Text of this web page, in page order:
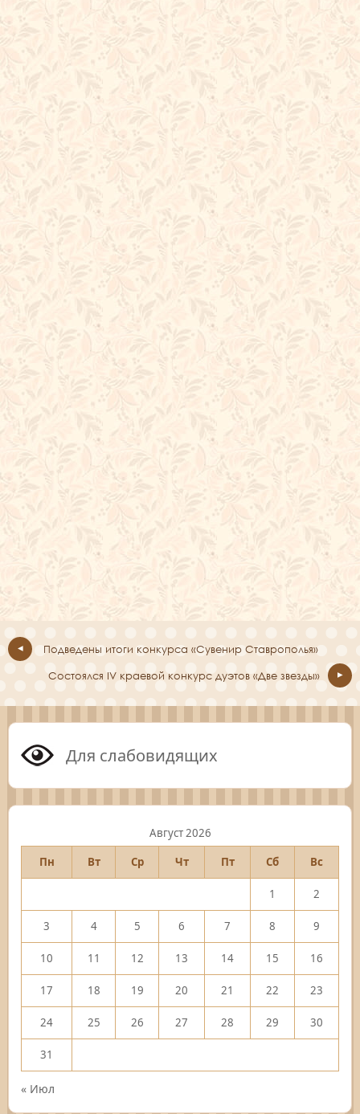
Подведены итоги конкурса «Сувенир Ставрополья»
Состоялся IV краевой конкурс дуэтов «Две звезды»
Для слабовидящих
Август 2026
Пн
Вт Ср Чт Пт Сб Вс
1 2
3 4 5 6 7 8 9
10 11 12 13 14 15 16
17 18 19 20 21 22 23
24 25 26 27 28 29 30
31
« Июл